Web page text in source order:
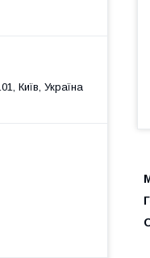
Київ, Україна